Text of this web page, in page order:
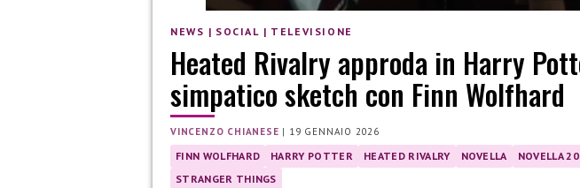
NEWS | SOCIAL | TELEVISIONE
Heated Rivalry approda in Harry
simpatico sketch con Finn Wolfhard
VINCENZO CHIANESE | 19 GENNAIO 2026
FINN WOLFHARD HARRY POTTER HEATED RIVALRY NOVELLA NOVELLA
STRANGER THINGS